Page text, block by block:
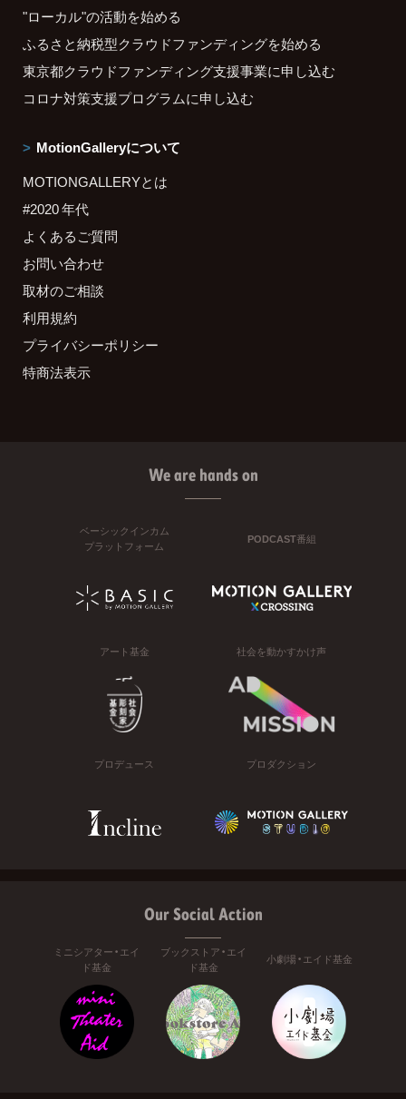
"ローカル"の活動を始める
ふるさと納税型クラウドファンディングを始める
東京都クラウドファンディング支援事業に申し込む
コロナ対策支援プログラムに申し込む
MotionGalleryについて
MOTIONGALLERYとは
#2020 年代
よくあるご質問
お問い合わせ
取材のご相談
利用規約
プライバシーポリシー
特商法表示
We are hands on
ベーシックインカム
プラットフォーム
PODCAST番組
アート基金 社会を動かすかけ声
プロデュース プロダクション
Our Social Action
ミニシアター・エイ
ド基金
ブックストア・エイ
ド基金
小劇場・エイド基金